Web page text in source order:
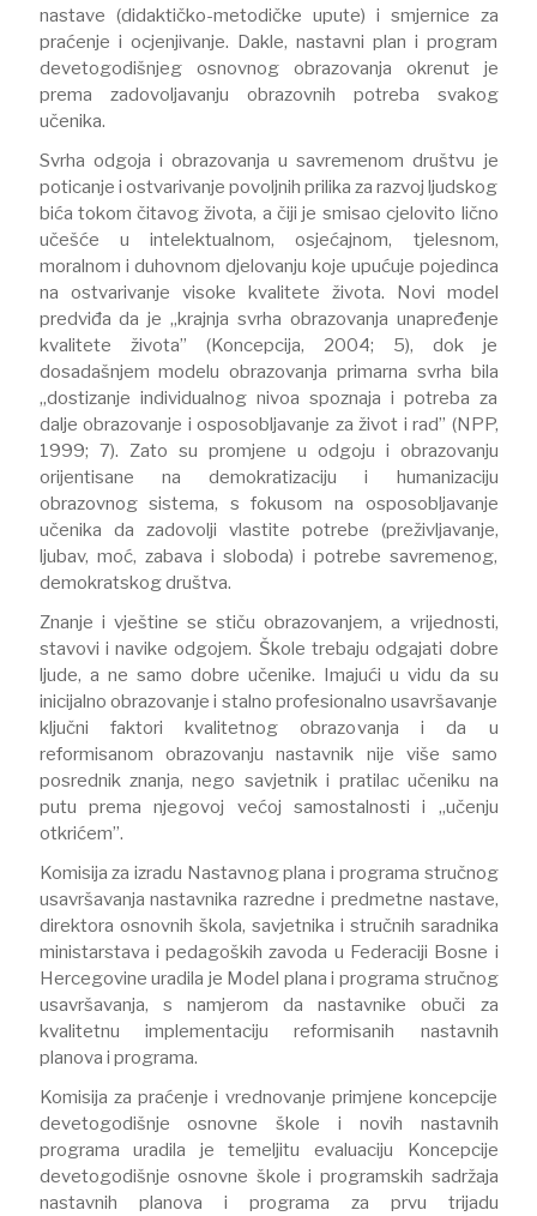
nastave (didaktičko-metodičke upute) i smjernice za
praćenje i ocjenjivanje. Dakle, nastavni plan i program
devetogodišnjeg osnovnog obrazovanja okrenut je
prema zadovoljavanju obrazovnih potreba svakog
učenika.
Svrha odgoja i obrazovanja u savremenom društvu je
poticanje i ostvarivanje povoljnih prilika za razvoj ljudskog
bića tokom čitavog života, a čiji je smisao cjelovito lično
učešće u intelektualnom, osjećajnom, tjelesnom,
moralnom i duhovnom djelovanju koje upućuje pojedinca
na ostvarivanje visoke kvalitete života. Novi model
predviđa da je „krajnja svrha obrazovanja unapređenje
kvalitete života’’ (Koncepcija, 2004; 5), dok je
dosadašnjem modelu obrazovanja primarna svrha bila
„dostizanje individualnog nivoa spoznaja i potreba za
dalje obrazovanje i osposobljavanje za život i rad’’ (NPP,
1999; 7). Zato su promjene u odgoju i obrazovanju
orijentisane na demokratizaciju i humanizaciju
obrazovnog sistema, s fokusom na osposobljavanje
učenika da zadovolji vlastite potrebe (preživljavanje,
ljubav, moć, zabava i sloboda) i potrebe savremenog,
demokratskog društva.
Znanje i vještine se stiču obrazovanjem, a vrijednosti,
stavovi i navike odgojem. Škole trebaju odgajati dobre
ljude, a ne samo dobre učenike. Imajući u vidu da su
inicijalno obrazovanje i stalno profesionalno usavršavanje
ključni faktori kvalitetnog obrazovanja i da u
reformisanom obrazovanju nastavnik nije više samo
posrednik znanja, nego savjetnik i pratilac učeniku na
putu prema njegovoj većoj samostalnosti i „učenju
otkrićem”.
Komisija za izradu Nastavnog plana i programa stručnog
usavršavanja nastavnika razredne i predmetne nastave,
direktora osnovnih škola, savjetnika i stručnih saradnika
ministarstava i pedagoških zavoda u Federaciji Bosne i
Hercegovine uradila je Model plana i programa stručnog
usavršavanja, s namjerom da nastavnike obuči za
kvalitetnu implementaciju reformisanih nastavnih
planova i programa.
Komisija za praćenje i vrednovanje primjene koncepcije
devetogodišnje osnovne škole i novih nastavnih
programa uradila je temeljitu evaluaciju Koncepcije
devetogodišnje osnovne škole i programskih sadržaja
nastavnih planova i programa za prvu trijadu